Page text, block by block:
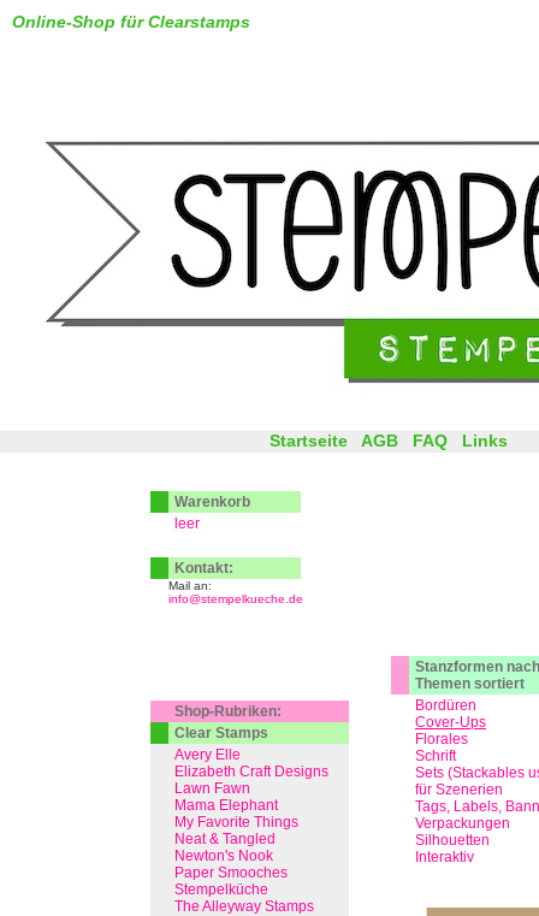
Online-Shop für Clearstamps
Stanzformen nach
Themen sortiert
Bordüren
Cover-Ups
Florales
Schrift
Sets (Stackables
für Szenerien
Tags, Labels,
Verpackungen
Silhouetten
Interaktiv
Startseite AGB FAQ Links
Warenkorb
leer
Kontakt:
Mail an:
info@stempelkueche.de
Shop-Rubriken:
Clear Stamps
Avery Elle
Elizabeth Craft Designs
Lawn Fawn
Mama Elephant
My Favorite Things
Neat & Tangled
Newton's Nook
Paper Smooches
Stempelküche
The Alleyway Stamps